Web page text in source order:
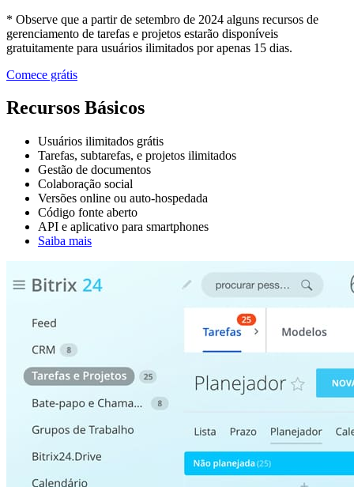
* Observe que a partir de setembro de 2024 alguns recursos de
gerenciamento de tarefas e projetos estarão disponíveis
gratuitamente para usuários ilimitados por apenas 15 dias.
Comece grátis
Recursos Básicos
Usuários ilimitados grátis
Tarefas, subtarefas, e projetos ilimitados
Gestão de documentos
Colaboração social
Versões online ou auto-hospedada
Código fonte aberto
API e aplicativo para smartphones
Saiba mais